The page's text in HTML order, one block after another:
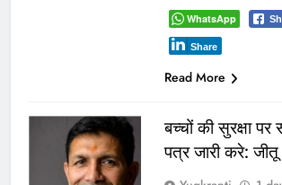
WhatsApp
Share
Read More
बच्चों की सुरक्षा
पत्र जारी करे: जीतू